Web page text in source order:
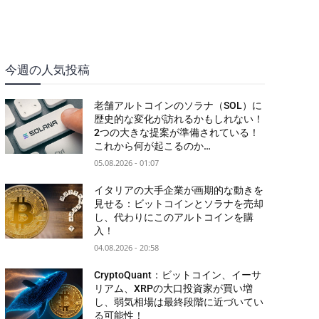
今週の人気投稿
老舗アルトコインのソラナ（SOL）に
歴史的な変化が訪れるかもしれない！
2つの大きな提案が準備されている！
これから何が起こるのか…
05.08.2026 - 01:07
イタリアの大手企業が画期的な動きを
見せる：ビットコインとソラナを売却
し、代わりにこのアルトコインを購
入！
04.08.2026 - 20:58
CryptoQuant：ビットコイン、イーサ
リアム、XRPの大口投資家が買い増
し、弱気相場は最終段階に近づいてい
る可能性！